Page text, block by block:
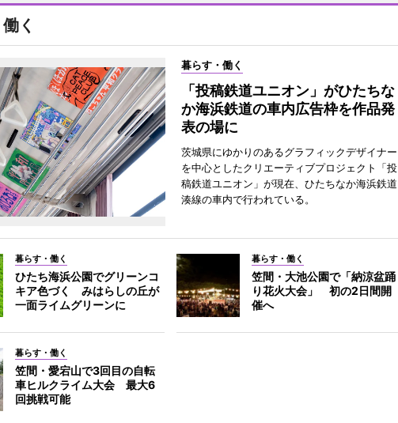
く
暮らす・働く
「投稿鉄道ユニオン」がひたちな
か海浜鉄道の車内広告枠を作品発
表の場に
茨城県にゆかりのあるグラフィックデザイナー
を中心としたクリエーティブプロジェクト「投
稿鉄道ユニオン」が現在、ひたちなか海浜鉄道
湊線の車内で行われている。
暮らす・働く
ひたち海浜公園でグリーンコ
キア色づく みはらしの丘が
一面ライムグリーンに
暮らす・働く
笠間・大池公園で「納涼盆踊
り花火大会」 初の2日間開
催へ
暮らす・働く
笠間・愛宕山で3回目の自転
車ヒルクライム大会 最大6
回挑戦可能